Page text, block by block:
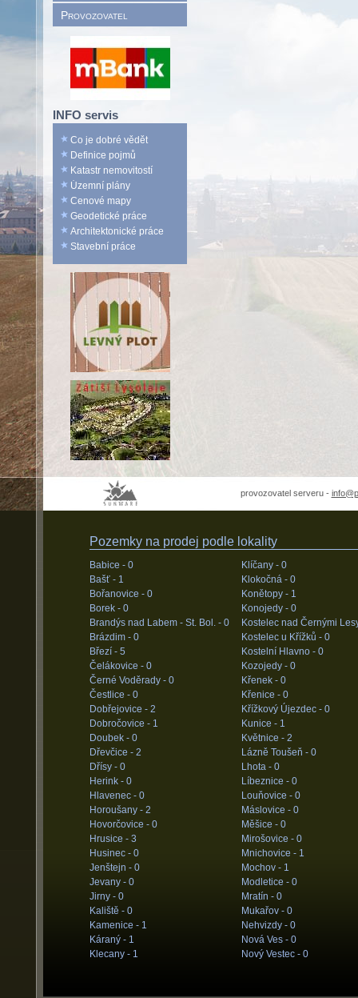
Provozovatel
INFO servis
Co je dobré vědět
Definice pojmů
Katastr nemovitostí
Územní plány
Cenové mapy
Geodetické práce
Architektonické práce
Stavební práce
provozovatel serveru -
Pozemky na prodej podle lokality
Babice - 0
Bašť - 1
Bořanovice - 0
Borek - 0
Brandýs nad Labem - St. Bol. - 0
Brázdim - 0
Březí - 5
Čelákovice - 0
Černé Voděrady - 0
Čestlice - 0
Dobřejovice - 2
Dobročovice - 1
Doubek - 0
Dřevčice - 2
Dřísy - 0
Herink - 0
Hlavenec - 0
Horoušany - 2
Hovorčovice - 0
Hrusice - 3
Husinec - 0
Jenštejn - 0
Jevany - 0
Jirny - 0
Kaliště - 0
Kamenice - 1
Káraný - 1
Klecany - 1
Klíčany - 0
Klokočná - 0
Konětopy - 1
Konojedy - 0
Kostelec nad Černými
Kostelec u Křížků - 0
Kostelní Hlavno - 0
Kozojedy - 0
Křenek - 0
Křenice - 0
Křížkový Újezdec - 0
Kunice - 1
Květnice - 2
Lázně Toušeň - 0
Lhota - 0
Líbeznice - 0
Louňovice - 0
Máslovice - 0
Měšice - 0
Mirošovice - 0
Mnichovice - 1
Mochov - 1
Modletice - 0
Mratín - 0
Mukařov - 0
Nehvizdy - 0
Nová Ves - 0
Nový Vestec - 0